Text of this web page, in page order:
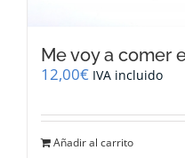
Me voy a comer
12,00€ IVA incluido
Añadir al carrito